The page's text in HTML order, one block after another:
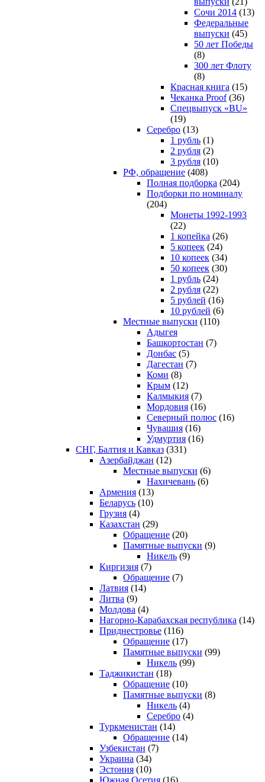
Сочи 2014 (13)
Федеральные
выпуски (45)
50 лет Победы
(8)
300 лет Флоту
(8)
Красная книга (15)
Чеканка Proof(36)
Спецвыпуск «BU»
(19)
Серебро (13)
1 рубль (1)
2 рубля (2)
3 рубля (10)
РФ, обращение (408)
Полная подборка (204)
Подборки по номиналу
(204)
Монеты 1992-1993
(22)
1 копейка (26)
5 копеек (24)
10 копеек (34)
50 копеек (30)
1 рубль (24)
2 рубля (22)
5 рублей (16)
10 рублей (6)
Местные выпуски (110)
Адыгея
Башкортостан (7)
Донбас (5)
Дагестан (7)
Коми (8)
Крым (12)
Калмыкия (7)
Мордовия (16)
Северный полюс (16)
Чувашия (16)
Удмуртия (16)
СНГ, Балтия и Кавказ (331)
Азербайджан (12)
Местные выпуски (6)
Нахичевань (6)
Армения (13)
Беларусь (10)
Грузия (4)
Казахстан (29)
Обращение (20)
Памятные выпуски (9)
Никель (9)
Киргизия (7)
Обращение (7)
Латвия (14)
Литва (9)
Молдова (4)
Нагорно-Карабахская республика (14)
Приднестровье (116)
Обращение (17)
Памятные выпуски (99)
Никель (99)
Таджикистан (18)
Обращение (10)
Памятные выпуски (8)
Никель (4)
Серебро (4)
Туркменистан (14)
Обращение (14)
Узбекистан (7)
Украина (34)
Эстония (10)
Южная Осетия (16)